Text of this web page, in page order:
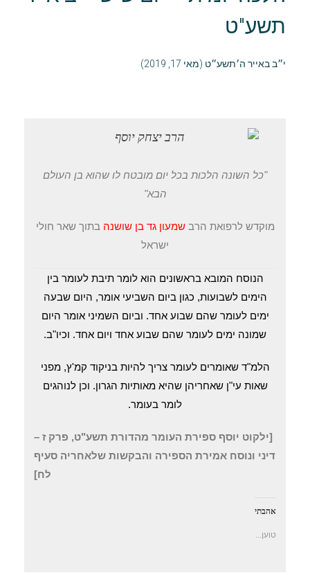
תשע"ט
י״ב באייר ה׳תשע״ט (מאי 17, 2019)
"כל השונה הלכות בכל יום מובטח לו שהוא בן העולם
הבא"
מוקדש לרפואת הרבשמעון גד בן שושנה בתוך שאר חולי
ישראל
הנוסח המובא בראשונים הוא לומר תיבת לעומר בין
הימים לשבועות, כגון ביום השביעי אומר, היום שבעה
ימים לעומר שהם שבוע אחד. וביום השמיני אומר היום
שמונה ימים לעומר שהם שבוע אחד ויום אחד. וכיו"ב.
הלמ"ד שאומרים לעומר צריך להיות בניקוד קמ'ץ, מפני
שאות עי"ן שאחריהן שהיא מאותיות הגרון. וכן לנוהגים
לומר בעומר.
[ילקוט יוסף ספירת העומר מהדורת תשע"ט, פרק ז –
דיני ונוסח אמירת הספירה והבקשות שלאחריה סעיף
לח]
אהבתי
טוען...